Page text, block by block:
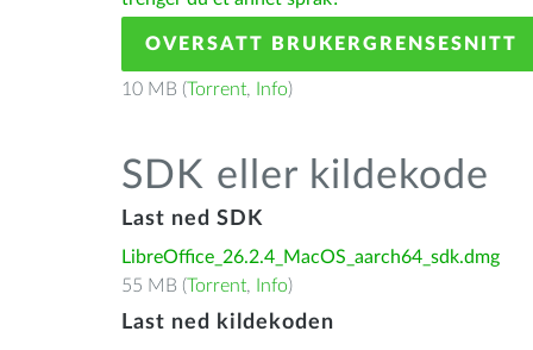
OVERSATT BRUKERGRENSESNITT
10 MB (Torrent, Info)
SDK eller kildekode
Last ned SDK
LibreOffice_26.2.4_MacOS_aarch64_sdk.dmg
55 MB (Torrent, Info)
Last ned kildekoden